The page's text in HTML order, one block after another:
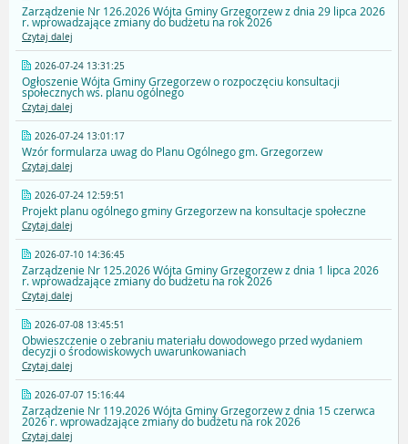
Zarządzenie Nr 126.2026 Wójta Gminy Grzegorzew z dnia 29 lipca 2026
r. wprowadzające zmiany do budżetu na rok 2026
Czytaj dalej
2026-07-24 13:31:25
Ogłoszenie Wójta Gminy Grzegorzew o rozpoczęciu konsultacji
społecznych ws. planu ogólnego
Czytaj dalej
2026-07-24 13:01:17
Wzór formularza uwag do Planu Ogólnego gm. Grzegorzew
Czytaj dalej
2026-07-24 12:59:51
Projekt planu ogólnego gminy Grzegorzew na konsultacje społeczne
Czytaj dalej
2026-07-10 14:36:45
Zarządzenie Nr 125.2026 Wójta Gminy Grzegorzew z dnia 1 lipca 2026
r. wprowadzające zmiany do budżetu na rok 2026
Czytaj dalej
2026-07-08 13:45:51
Obwieszczenie o zebraniu materiału dowodowego przed wydaniem
decyzji o środowiskowych uwarunkowaniach
Czytaj dalej
2026-07-07 15:16:44
Zarządzenie Nr 119.2026 Wójta Gminy Grzegorzew z dnia 15 czerwca
2026 r. wprowadzające zmiany do budżetu na rok 2026
Czytaj dalej